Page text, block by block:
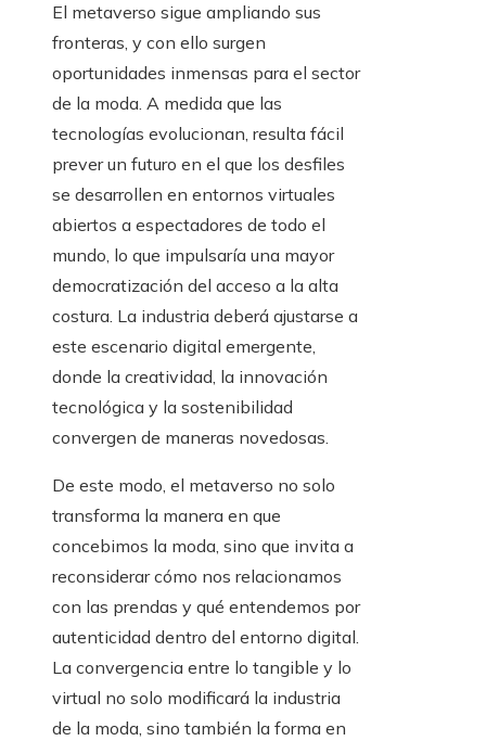
El metaverso sigue ampliando sus
fronteras, y con ello surgen
oportunidades inmensas para el sector
de la moda. A medida que las
tecnologías evolucionan, resulta fácil
prever un futuro en el que los desfiles
se desarrollen en entornos virtuales
abiertos a espectadores de todo el
mundo, lo que impulsaría una mayor
democratización del acceso a la alta
costura. La industria deberá ajustarse a
este escenario digital emergente,
donde la creatividad, la innovación
tecnológica y la sostenibilidad
convergen de maneras novedosas.
De este modo, el metaverso no solo
transforma la manera en que
concebimos la moda, sino que invita a
reconsiderar cómo nos relacionamos
con las prendas y qué entendemos por
autenticidad dentro del entorno digital.
La convergencia entre lo tangible y lo
virtual no solo modificará la industria
de la moda, sino también la forma en